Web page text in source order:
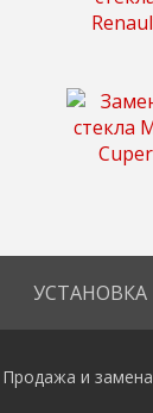
УСТАНОВКА
и замена